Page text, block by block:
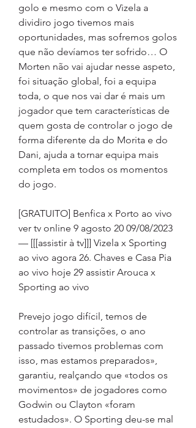
golo e mesmo com o Vizela a
dividiro jogo tivemos mais
oportunidades, mas sofremos golos
que não devíamos ter sofrido… O
Morten não vai ajudar nesse aspeto,
foi situação global, foi a equipa
toda, o que nos vai dar é mais um
jogador que tem características de
quem gosta de controlar o jogo de
forma diferente da do Morita e do
Dani, ajuda a tornar equipa mais
completa em todos os momentos
do jogo.
[GRATUITO] Benfica x Porto ao vivo
ver tv online 9 agosto 20 09/08/2023
— [[[assistir à tv]]] Vizela x Sporting
ao vivo agora 26. Chaves e Casa Pia
ao vivo hoje 29 assistir Arouca x
Sporting ao vivo
Prevejo jogo difícil, temos de
controlar as transições, o ano
passado tivemos problemas com
isso, mas estamos preparados»,
garantiu, realçando que «todos os
movimentos» de jogadores como
Godwin ou Clayton «foram
estudados». O Sporting deu-se mal